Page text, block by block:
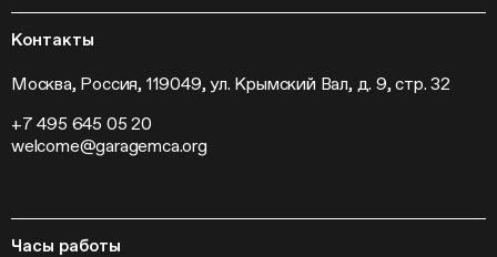
Программа «Новые медиа»
Кинопрограмма
Выставки
Слет институций современного искусства
Новости
Пресса
Контакты
Контакты
Москва, Россия, 119049, ул. Крымский Вал, д. 9, стр. 32
+7 495 645 05 20
welcome@garagemca.org
Часы работы